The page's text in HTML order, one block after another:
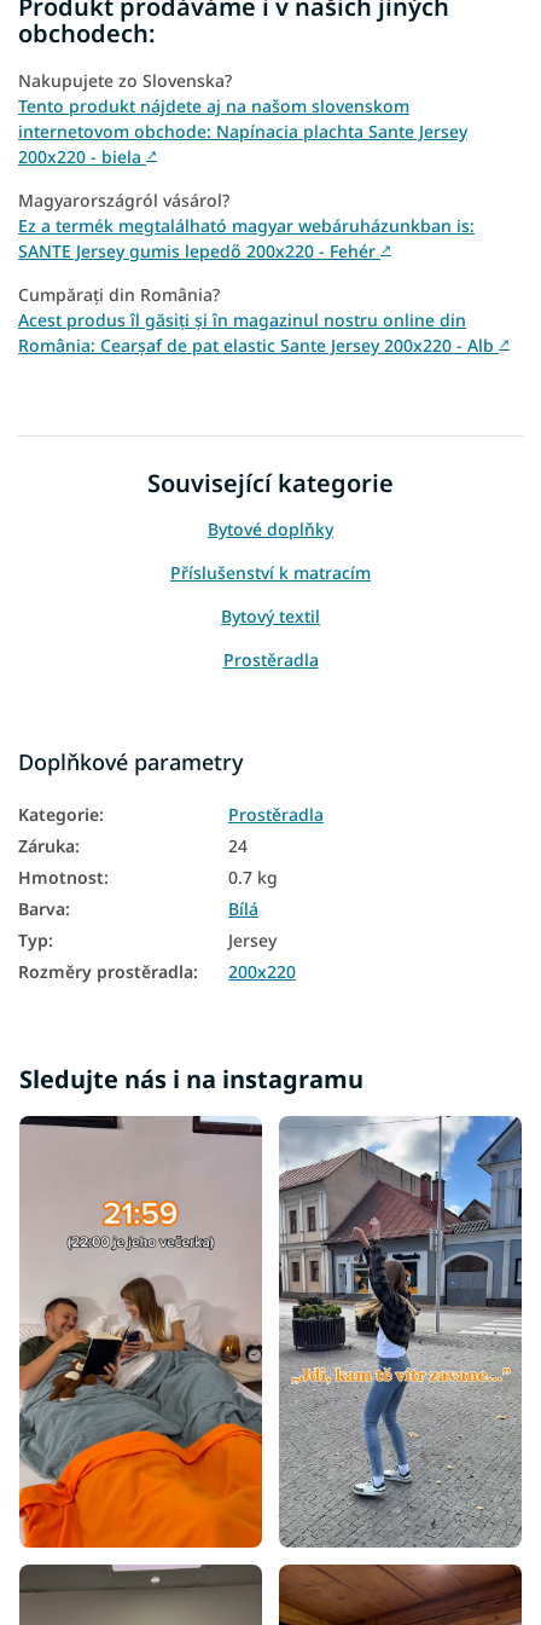
Produkt prodáváme i v našich jiných
obchodech:
Nakupujete zo Slovenska?
Tento produkt nájdete aj na našom slovenskom
internetovom obchode: Napínacia plachta Sante Jersey
200x220 - biela ↗
Magyarországról vásárol?
Ez a termék megtalálható magyar webáruházunkban is:
SANTE Jersey gumis lepedő 200x220 - Fehér ↗
Cumpărați din România?
Acest produs îl găsiți și în magazinul nostru online din
România: Cearșaf de pat elastic Sante Jersey 200x220 - Alb ↗
Související kategorie
Bytové doplňky
Příslušenství k matracím
Bytový textil
Prostěradla
Doplňkové parametry
Kategorie:
Prostěradla
Záruka:
24
Hmotnost:
0.7 kg
Barva:
Bílá
Typ:
Jersey
Rozměry prostěradla: 200x220
Sledujte nás i na instagramu